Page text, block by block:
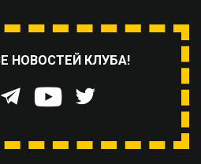
НОВОСТЕЙ КЛУБА!